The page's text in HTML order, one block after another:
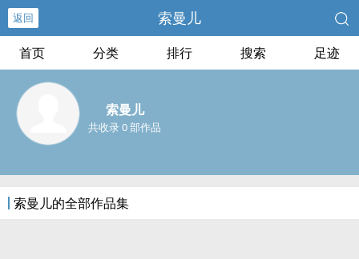
返回 索曼儿
首页 分类 排行 搜索 足迹
索曼儿
共收录 0 部作品
索曼儿的全部作品集